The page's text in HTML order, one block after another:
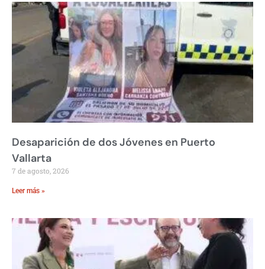
Desaparición de dos Jóvenes en Puerto
Vallarta
7 de agosto, 2026
Leer más »